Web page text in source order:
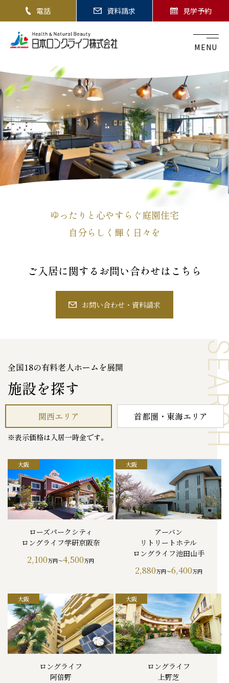
電話 資料請求 見学予約
MENU
ゆったりと心やすらぐ庭園住宅
自分らしく輝く日々を
ご入居に関するお問い合わせはこちら
お問い合わせ・資料請求
全国18の有料老人ホームを展開
施設を探す
関西エリア 首都圏・東海エリア
※表示価格は入居一時金です。
ローズパークシティ
ロングライフ学研京阪奈
2,100万円～4,500万円
アーバン
リトリートホテル
ロングライフ池田山手
2,880万円～6,400万円
ロングライフ
阿倍野
ロングライフ
上野芝